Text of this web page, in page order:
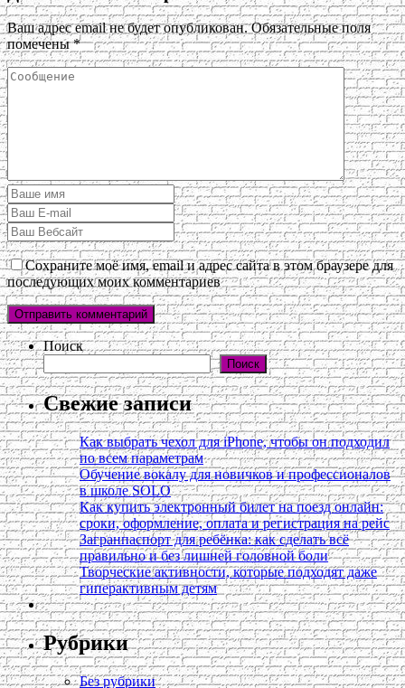
Ваш адрес email не будет опубликован. Обязательные поля
помечены*
Сохраните моё имя, email и адрес сайта в этом браузере для
последующих моих комментариев
Поиск
Поиск
Свежие записи
Как выбрать чехол для iPhone, чтобы он подходил
по всем параметрам
Обучение вокалу для новичков и профессионалов
в школе SOLO
Как купить электронный билет на поезд онлайн:
сроки, оформление, оплата и регистрация на рейс
Загранпаспорт для ребёнка: как сделать всё
правильно и без лишней головной боли
Творческие активности, которые подходят даже
гиперактивным детям
Рубрики
Без рубрики